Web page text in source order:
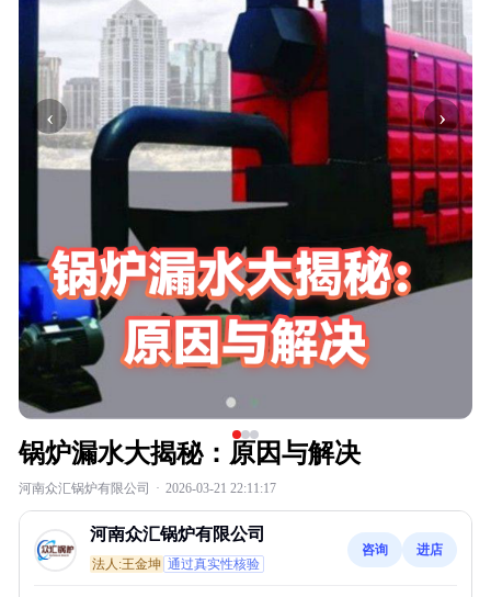
‹ ›
锅炉漏水大揭秘：原因与解决
河南众汇锅炉有限公司 · 2026-03-21 22:11:17
河南众汇锅炉有限公司
法人:王金坤 通过真实性核验
咨询 进店